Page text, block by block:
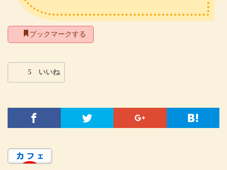
ブックマークする
5 いいね